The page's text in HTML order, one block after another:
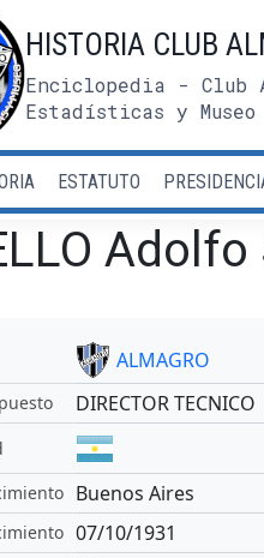
HISTORIA CLUB
Enciclopedia - Club
Estadísticas y Museo
ESTATUTO
ALMAGRO
DIRECTOR TECNICO
Buenos Aires
07/10/1931